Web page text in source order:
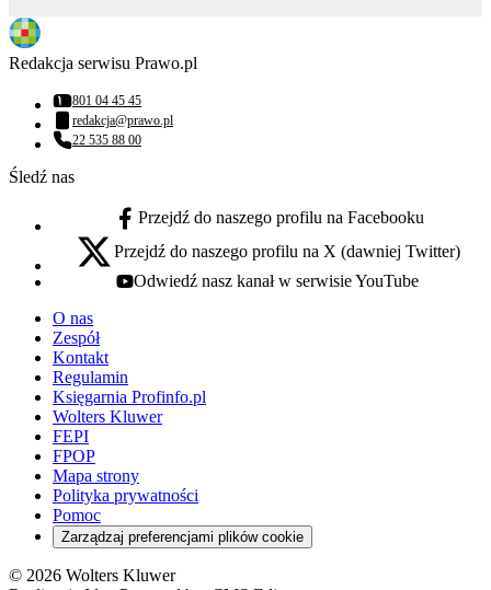
Redakcja serwisu Prawo.pl
Numer telefonu:
801 04 45 45
Adres email:
redakcja@prawo.pl
Numer telefonu:
22 535 88 00
Śledź nas
facebook - otwiera się w nowej karcie
Przejdź do naszego profilu na Facebooku
x - otwiera się w nowej karcie
Przejdź do naszego profilu na X (dawniej Twitter)
youtube - otwiera się w nowej karcie
Odwiedź nasz kanał w serwisie YouTube
O nas
Zespół
Kontakt
Regulamin
Księgarnia Profinfo.pl
Wolters Kluwer
FEPI
FPOP
Mapa strony
Polityka prywatności
Pomoc
Zarządzaj preferencjami plików cookie
© 2026 Wolters Kluwer